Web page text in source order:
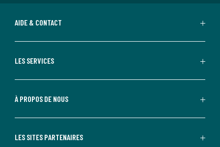
AIDE & CONTACT
LES SERVICES
À PROPOS DE NOUS
LES SITES PARTENAIRES